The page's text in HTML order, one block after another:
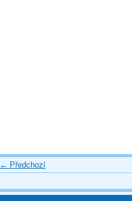
← Předchozí